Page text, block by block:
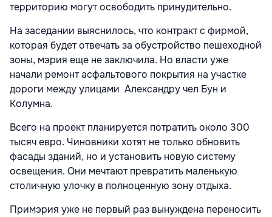
территорию могут освободить принудительно.
На заседании выяснилось, что контракт с фирмой,
которая будет отвечать за обустройство пешеходной
зоны, мэрия еще не заключила. Но власти уже
начали ремонт асфальтового покрытия на участке
дороги между улицами Александру чел Бун и
Колумна.
Всего на проект планируется потратить около 300
тысяч евро. Чиновники хотят не только обновить
фасады зданий, но и установить новую систему
освещения. Они мечтают превратить маленькую
столичную улочку в полноценную зону отдыха.
Примэрия уже не первый раз вынуждена переносить